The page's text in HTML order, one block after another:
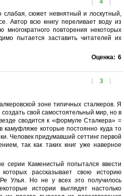
слабая, сюжет невнятный и лоскутный,
Автор всю книгу переливает воду из
повторения некоторых
пытается заставить читателей их
Оценка: 6
[ 3 ]
зоне типичных сталкеров. Я
свой самостоятельный мир, но в
сводится к «формуле Сталкера» =
камуфляже которые постоянно куда то
Человек придумавший сеттинг первой
так как таких книг уже наверное
серии Каменистый попытался ввести
рассказывает свою историю
Улья. Но не у всех это получилось
истории выглядят настолько